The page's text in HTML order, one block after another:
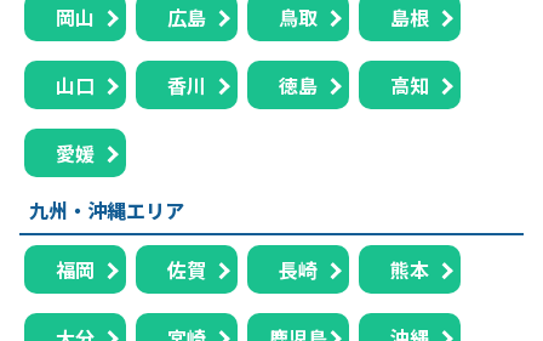
岡山 広島 鳥取 島根
山口 香川 徳島 高知
愛媛
九州・沖縄エリア
福岡 佐賀 長崎 熊本